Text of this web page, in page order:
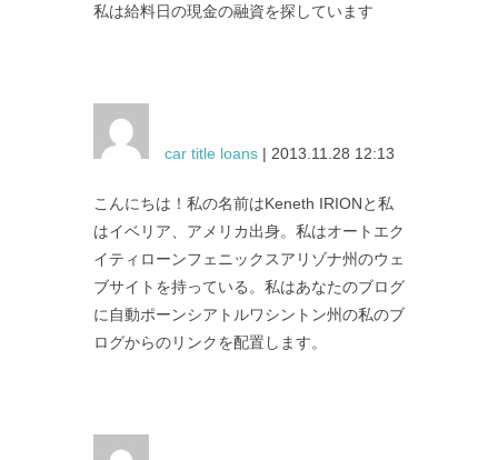
私は給料日の現金の融資を探しています
car title loans | 2013.11.28 12:13
こんにちは！私の名前はKeneth IRIONと私
はイベリア、アメリカ出身。私はオートエク
イティローンフェニックスアリゾナ州のウェ
ブサイトを持っている。私はあなたのブログ
に自動ポーンシアトルワシントン州の私のブ
ログからのリンクを配置します。